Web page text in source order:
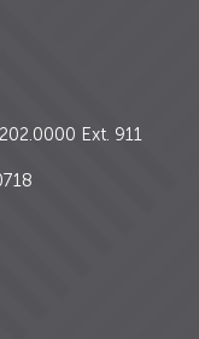
Ext. 911